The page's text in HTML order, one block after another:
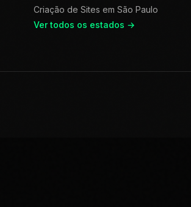
Criação de Sites emSão Paulo
Ver todos os estados →